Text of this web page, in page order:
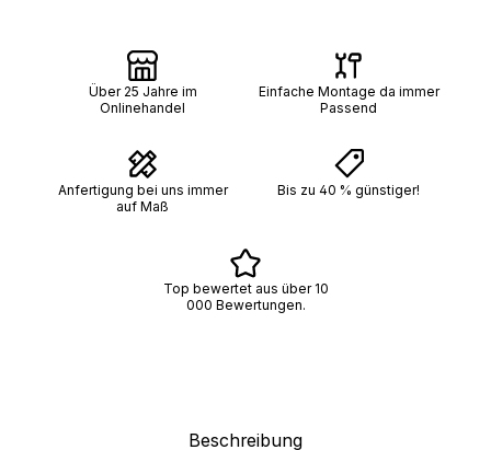
Über 25 Jahre im
Onlinehandel
Einfache Montage da immer
Passend
Anfertigung bei uns immer
auf Maß
Bis zu 40 % günstiger!
Top bewertet aus über 10
000 Bewertungen.
Beschreibung